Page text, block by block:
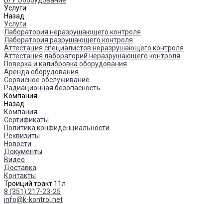
Услуги
Назад
Услуги
Лаборатория неразрушающего контроля
Лаборатория разрушающего контроля
Аттестация специалистов неразрушающего контроля
Аттестация лабораторий неразрушающего контроля
Поверка и калибровка оборудования
Аренда оборудования
Сервисное обслуживание
Радиационная безопасность
Компания
Назад
Компания
Сертификаты
Политика конфиденциальности
Реквизиты
Новости
Документы
Видео
Доставка
Контакты
Троиций тракт 11л
8 (351) 217-23-25
info@k-kontrol.net